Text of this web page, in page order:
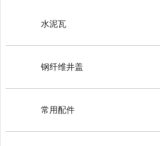
水泥瓦
钢纤维井盖
常用配件